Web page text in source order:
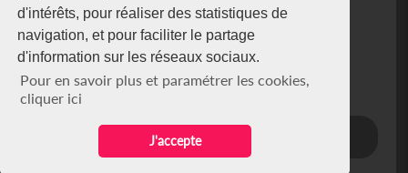
d'intérêts, pour réaliser des statistiques de
navigation, et pour faciliter le partage
d'information sur les réseaux sociaux.
Pour en savoir plus et paramétrer les cookies,
cliquer ici
J'accepte
NEWSLETTER
Restez connecté via notre newsletter
S'abonner
Se désabonner